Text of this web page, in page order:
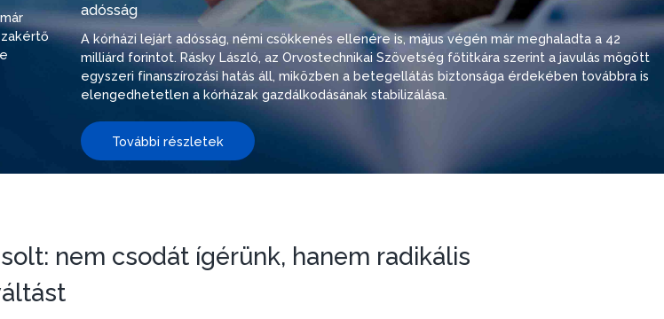
adósság
A kórházi lejárt adósság, némi csökkenés ellenére is, május végén már meghaladta a 42
milliárd forintot. Rásky László, az Orvostechnikai Szövetség főtitkára szerint a javulás mögött
egyszeri finanszírozási hatás áll, miközben a betegellátás biztonsága érdekében továbbra is
elengedhetetlen a kórházak gazdálkodásának stabilizálása.
További részletek
nem csodát ígérünk, hanem radikális